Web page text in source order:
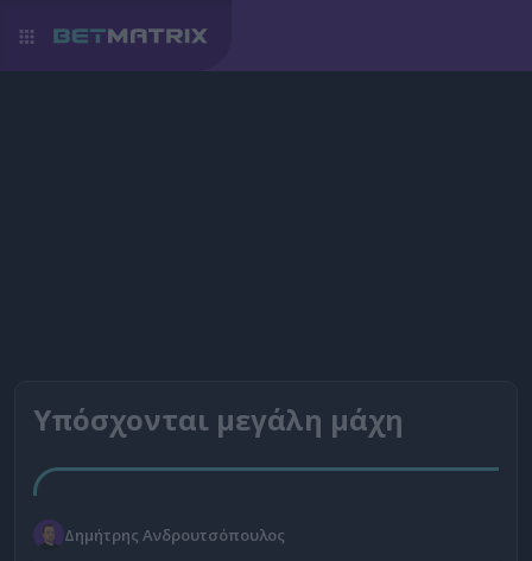
Υπόσχονται μεγάλη μάχη
Δημήτρης Ανδρουτσόπουλος